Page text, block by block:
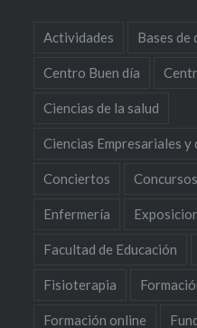
Actividades Bases de
Centro Buen día
Ciencias de la salud
Ciencias Empresariales y
Conciertos Concursos
Enfermería
Facultad de Educación
Fisioterapia
Formación online